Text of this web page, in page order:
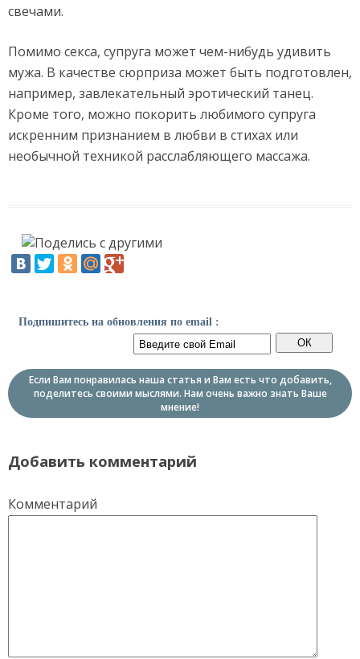
свечами.
Помимо секса, супруга может чем-нибудь удивить
мужа. В качестве сюрприза может быть подготовлен,
например, завлекательный эротический танец.
Кроме того, можно покорить любимого супруга
искренним признанием в любви в стихах или
необычной техникой расслабляющего массажа.
Подпишитесь на обновления по email :
Если Вам понравилась наша статья и Вам есть что добавить,
поделитесь своими мыслями. Нам очень важно знать Ваше
мнение!
Добавить комментарий
Комментарий